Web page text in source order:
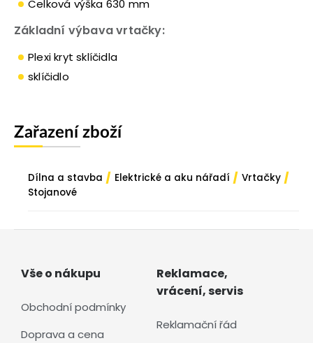
Celková výška 630 mm
Základní výbava vrtačky:
Plexi kryt sklíčidla
sklíčidlo
Zařazení zboží
Dílna a stavba / Elektrické a aku nářadí / Vrtačky /
Stojanové
Vše o nákupu
Obchodní podmínky
Doprava a cena
Reklamace,
vrácení, servis
Reklamační řád